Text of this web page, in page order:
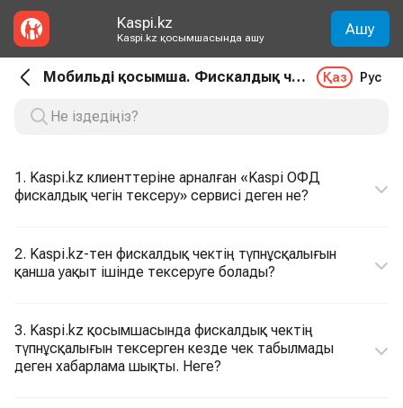
Kaspi.kz
Kaspi.kz қосымшасында ашу Ашу
Мобильді қосымша. Фискалдық чекті тексеру Қаз Рус
1. Kaspi.kz клиенттеріне арналған «Kaspi ОФД
фискалдық чегін тексеру» сервисі деген не?
2. Kaspi.kz-тен фискалдық чектің түпнұсқалығын
қанша уақыт ішінде тексеруге болады?
3. Kaspi.kz қосымшасында фискалдық чектің
түпнұсқалығын тексерген кезде чек табылмады
деген хабарлама шықты. Неге?